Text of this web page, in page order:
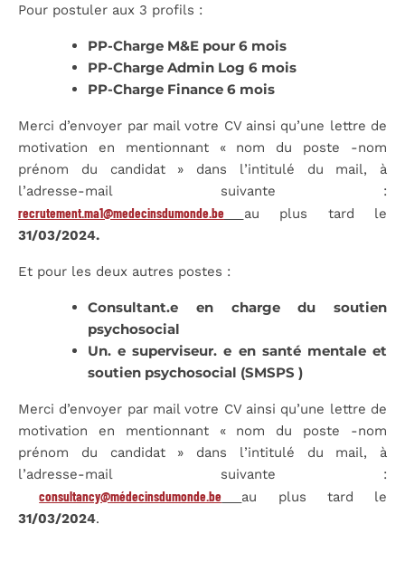
Pour postuler aux 3 profils :
PP-Charge M&E pour 6 mois
PP-Charge Admin Log 6 mois
PP-Charge Finance 6 mois
Merci d’envoyer par mail votre CV ainsi qu’une lettre de
motivation en mentionnant « nom du poste -nom
prénom du candidat » dans l’intitulé du mail, à
l’adresse-mail suivante :
recrutement.ma1@medecinsdumonde.be
au plus tard le
31/03/2024.
Et pour les deux autres postes :
Consultant.e en charge du soutien
psychosocial
Un. e superviseur. e en santé mentale et
soutien psychosocial (SMSPS )
Merci d’envoyer par mail votre CV ainsi qu’une lettre de
motivation en mentionnant « nom du poste -nom
prénom du candidat » dans l’intitulé du mail, à
l’adresse-mail suivante :
consultancy@médecinsdumonde.be
au plus tard le
31/03/2024.